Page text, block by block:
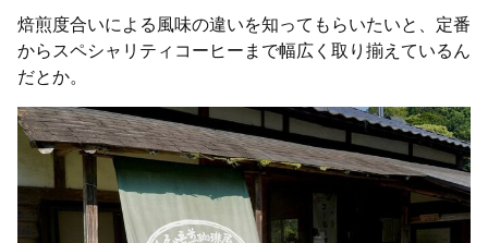
焙煎度合いによる風味の違いを知ってもらいたいと、定番
からスペシャリティコーヒーまで幅広く取り揃えているん
だとか。